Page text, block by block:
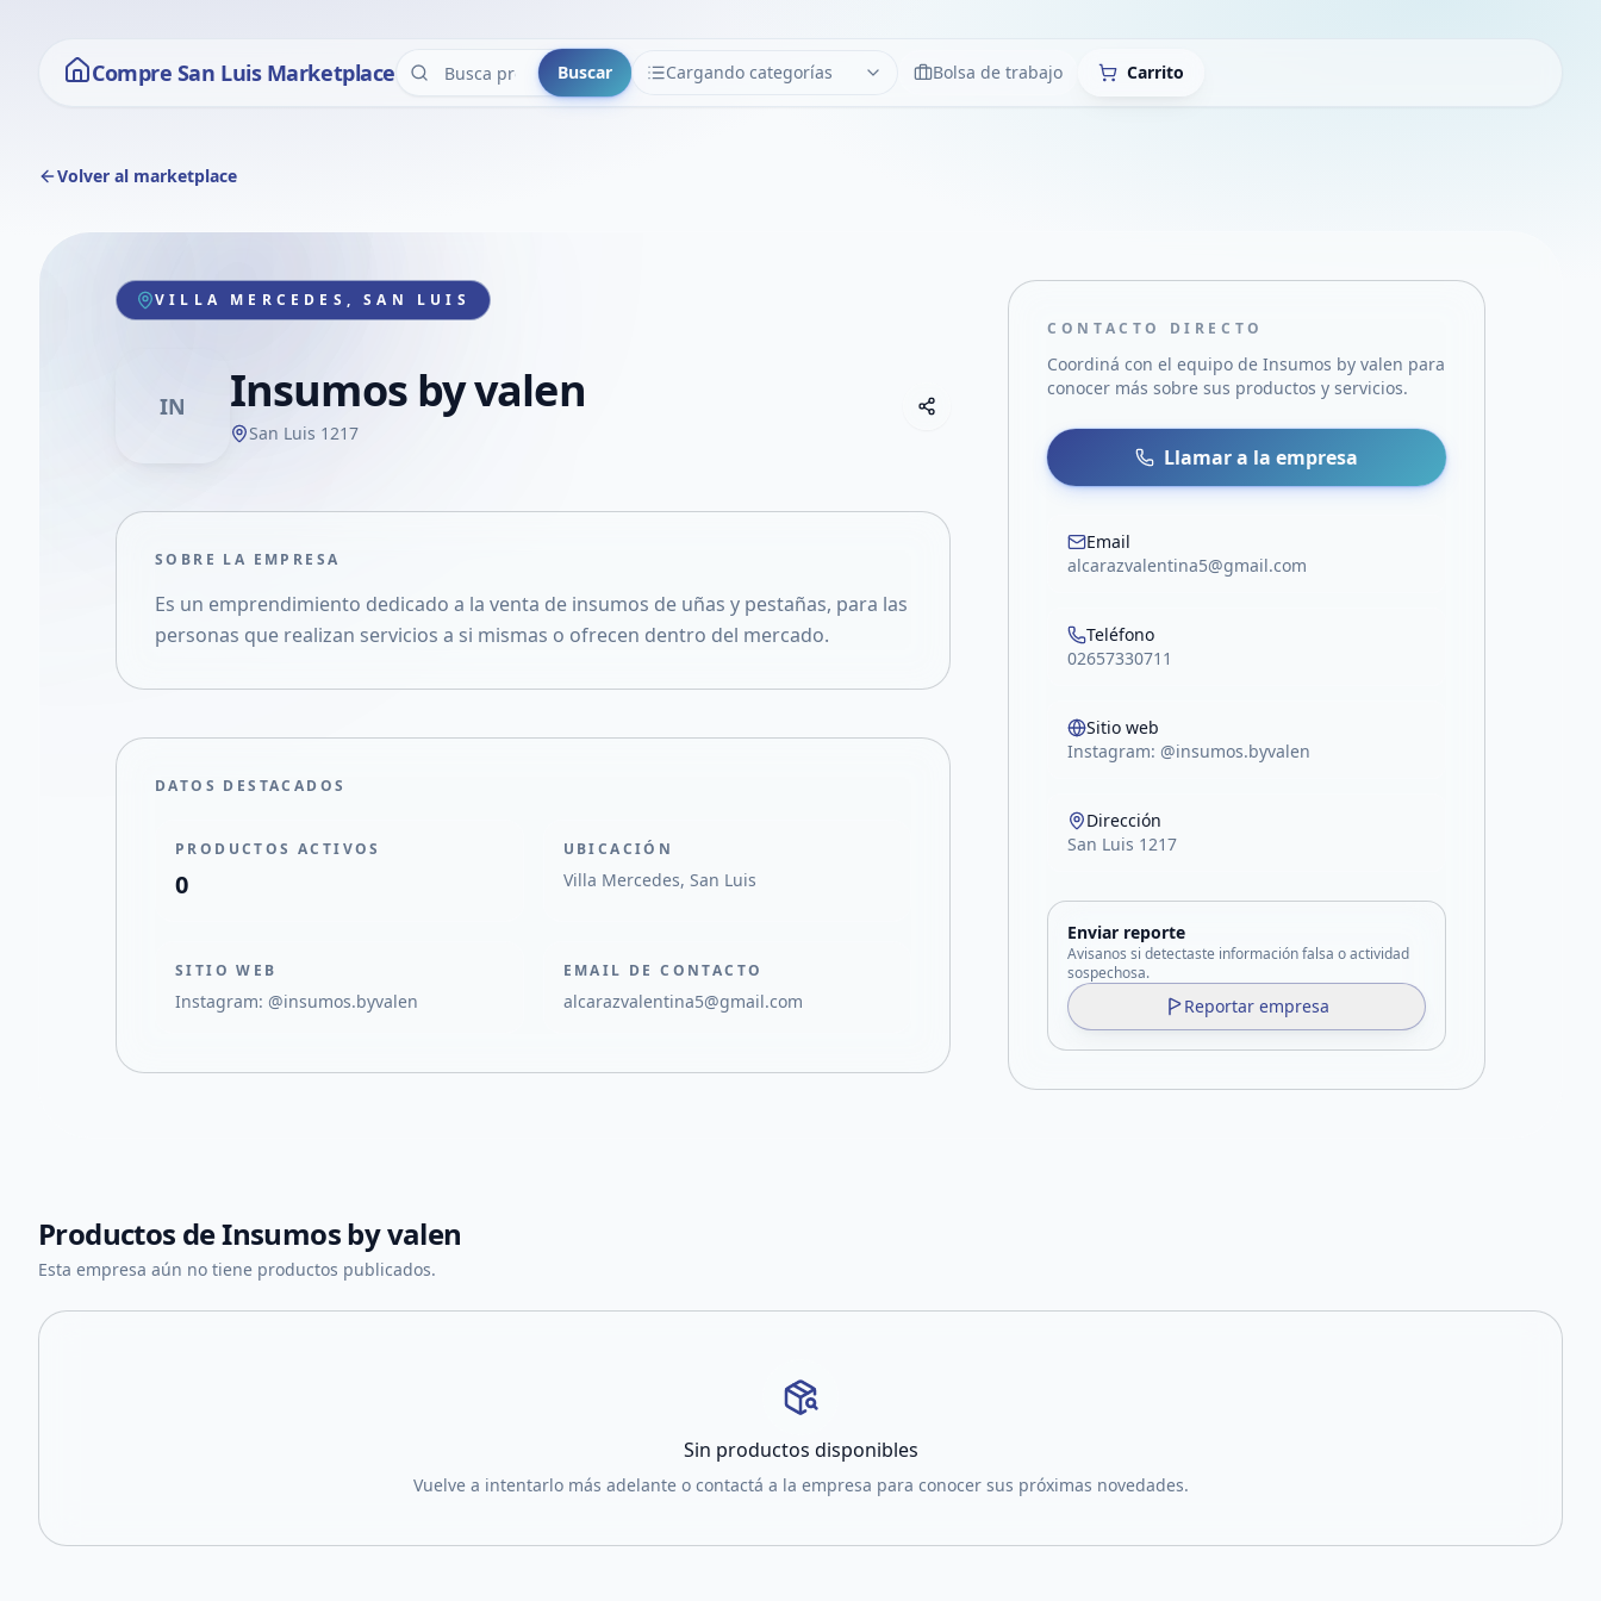
Compre San Luis Marketplace Buscar Cargando categorías
CATEGORÍAS LimpiarBolsa de trabajo Carrito
Volver al marketplace
VILLA MERCEDES, SAN LUIS
IN Insumos by valen
San Luis 1217
Compartir empresa
Compartir por WhatsApp
Compartir por mail
Compartir en Facebook
SOBRE LA EMPRESA
Es un emprendimiento dedicado a la venta de insumos de uñas y pestañas, para las
personas que realizan servicios a si mismas o ofrecen dentro del mercado.
DATOS DESTACADOS
PRODUCTOS ACTIVOS
0
UBICACIÓN
Villa Mercedes, San Luis
SITIO WEB
Instagram: @insumos.byvalen
EMAIL DE CONTACTO
alcarazvalentina5@gmail.com
CONTACTO DIRECTO
Coordiná con el equipo deInsumos by valen para
conocer más sobre sus productos y servicios.
Llamar a la empresa
Email
alcarazvalentina5@gmail.com
Teléfono
02657330711
Sitio web
Instagram: @insumos.byvalen
Dirección
San Luis 1217
Enviar reporte
Avisanos si detectaste información falsa o actividad
sospechosa.
Reportar empresa
Productos deInsumos by valen
Esta empresa aún no tiene productos publicados.
Sin productos disponibles
Vuelve a intentarlo más adelante o contactá a la empresa para conocer sus próximas novedades.